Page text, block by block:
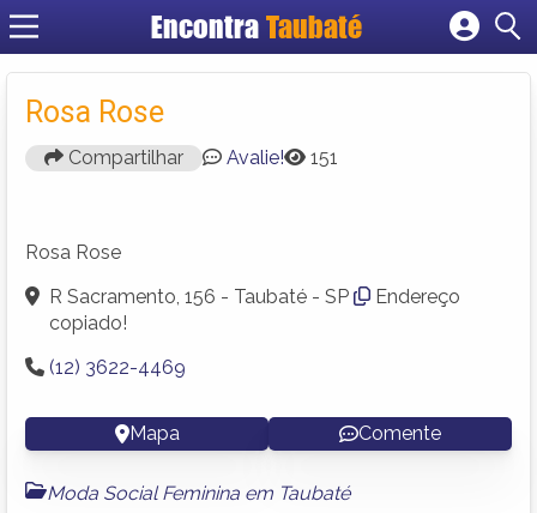
EncontraTaubaté
Cadastrar empresa
Rosa Rose
Compartilhar Avalie! 151
Rosa Rose
R Sacramento, 156 - Taubaté - SP
Endereço
copiado!
(12) 3622-4469
Mapa Comente
Moda Social Feminina em Taubaté